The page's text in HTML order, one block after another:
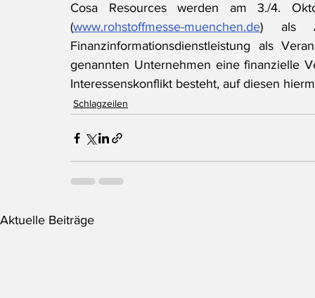
Cosa Resources werden am 3./4.
(www.rohstoffmesse-muenchen.de) als
Finanzinformationsdienstleistung als
genannten Unternehmen eine finanzielle
Interessenskonflikt besteht, auf diesen
Schlagzeilen
Aktuelle Beiträge